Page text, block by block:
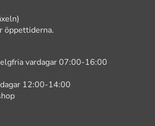
öppettiderna.
vardagar 07:00-16:00
12:00-14:00